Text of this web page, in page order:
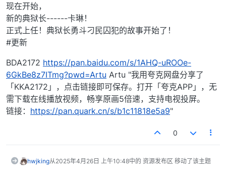
现在开始，
新的典狱长------卡琳！
正式上任！典狱长勇斗刁民囚犯的故事开始了！
#更新
BDA2172 https://pan.baidu.com/s/1AHQ-uROOe-
6GkBe8z7ITmg?pwd=Artu Artu "我用夸克网盘分享了
「KKA2172」，点击链接即可保存。打开「夸克APP」，无
需下载在线播放视频，畅享原画5倍速，支持电视投屏。
链接： https://pan.quark.cn/s/b1c11818e5a9"
0
hwjking从2025年4月26日 上午10:48中的 资源发布区 移动了该主题